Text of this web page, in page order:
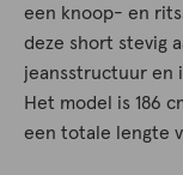
een knoop- en
deze short stevig
jeansstructuur en
Het model is 186
een totale lengte